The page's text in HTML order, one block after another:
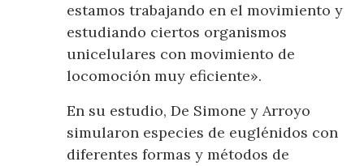
estamos trabajando en el movimiento y
estudiando ciertos organismos
unicelulares con movimiento de
locomoción muy eficiente».
En su estudio, De Simone y Arroyo
simularon especies de euglénidos con
diferentes formas y métodos de